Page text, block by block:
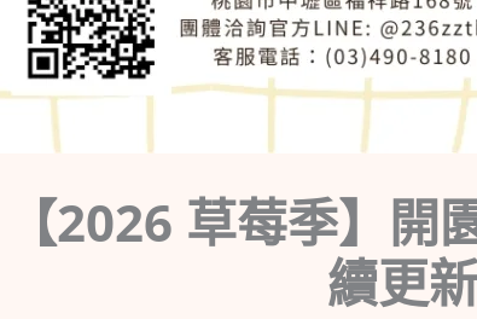
【2026 草莓季】
續更